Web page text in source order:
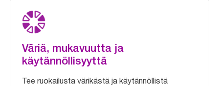
Väriä, mukavuutta ja
käytännöllisyyttä
Tee ruokailusta värikästä ja käytännöllistä